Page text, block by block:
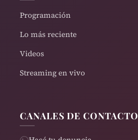
Programación
Lo más reciente
Videos
Streaming en vivo
CANALES DE CONTACTO